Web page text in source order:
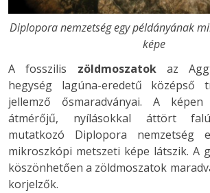
Diplopora nemzetség egy példányának
képe
A fosszilis zöldmoszatokaz
hegység lagúna-eredetű középső
jellemző ősmaradványai. A
átmérőjű, nyílásokkal áttört
mutatkozó Diplopora nemzetség
mikroszkópi metszeti képe látszik. A
köszönhetően a zöldmoszatok
korjelzők.